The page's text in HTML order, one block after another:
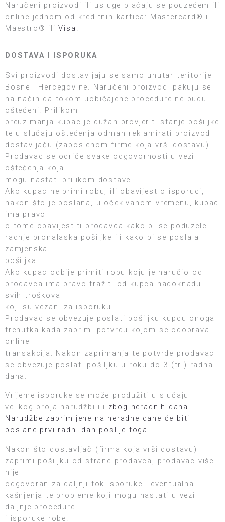
Naručeni proizvodi ili usluge plaćaju se pouzećem ili
online jednom od kreditnih kartica: Mastercard® i
Maestro® iliVisa.
DOSTAVA I ISPORUKA
Svi proizvodi dostavljaju se samo unutar teritorije
Bosne i Hercegovine. Naručeni proizvodi pakuju se
na način da tokom uobičajene procedure ne budu
oštećeni. Prilikom
preuzimanja kupac je dužan provjeriti stanje pošiljke
te u slučaju oštećenja odmah reklamirati proizvod
dostavljaču (zaposlenom firme koja vrši dostavu).
Prodavac se odriče svake odgovornosti u vezi
oštećenja koja
mogu nastati prilikom dostave.
Ako kupac ne primi robu, ili obavijest o isporuci,
nakon što je poslana, u očekivanom vremenu, kupac
ima pravo
o tome obavijestiti prodavca kako bi se poduzele
radnje pronalaska pošiljke ili kako bi se poslala
zamjenska
pošiljka.
Ako kupac odbije primiti robu koju je naručio od
prodavca ima pravo tražiti od kupca nadoknadu
svih troškova
koji su vezani za isporuku.
Prodavac se obvezuje poslati pošiljku kupcu onoga
trenutka kada zaprimi potvrdu kojom se odobrava
online
transakcija. Nakon zaprimanja te potvrde prodavac
se obvezuje poslati pošiljku u roku do 3 (tri) radna
dana.
Vrijeme isporuke se može produžiti u slučaju
velikog broja narudžbi ili zbog neradnih dana.
Narudžbe zaprimljene na neradne dane će biti
poslane prvi radni dan poslije toga.
Nakon što dostavljač (firma koja vrši dostavu)
zaprimi pošiljku od strane prodavca, prodavac više
nije
odgovoran za daljnji tok isporuke i eventualna
kašnjenja te probleme koji mogu nastati u vezi
daljnje procedure
i isporuke robe.